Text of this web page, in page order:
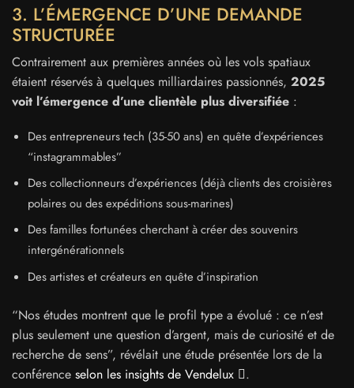
3. L’ÉMERGENCE D’UNE DEMANDE
STRUCTURÉE
Contrairement aux premières années où les vols spatiaux
étaient réservés à quelques milliardaires passionnés, 2025
voit l’émergence d’une clientèle plus diversifiée :
Des entrepreneurs tech (35-50 ans) en quête d’expériences
“instagrammables”
Des collectionneurs d’expériences (déjà clients des croisières
polaires ou des expéditions sous-marines)
Des familles fortunées cherchant à créer des souvenirs
intergénérationnels
Des artistes et créateurs en quête d’inspiration
“Nos études montrent que le profil type a évolué : ce n’est
plus seulement une question d’argent, mais de curiosité et de
recherche de sens”, révélait une étude présentée lors de la
conférence selon les insights de Vendelux .